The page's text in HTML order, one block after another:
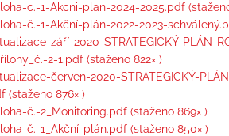
c.-1-Akcni-plan-2024-2025.pdf
č.-1-Akční-plán-2022-2023-
září-2020-STRATEGICKÝ-PLÁN-
2-1.pdf (staženo 822× )
červen-2020-STRATEGICKÝ-
(staženo 876× )
č.-2_Monitoring.pdf (staženo 869× )
č.-1_Akční-plán.pdf (staženo 850× )